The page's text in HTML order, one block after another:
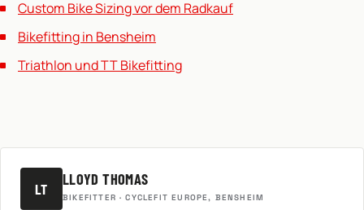
Custom Bike Sizing vor dem Radkauf
Bikefitting in Bensheim
Triathlon und TT Bikefitting
LT
LLOYD THOMAS
BIKEFITTER · CYCLEFIT EUROPE, BENSHEIM